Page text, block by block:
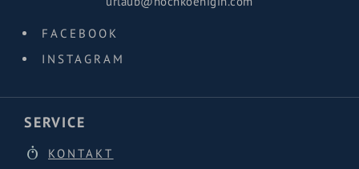
FACEBOOK
INSTAGRAM
SERVICE
KONTAKT